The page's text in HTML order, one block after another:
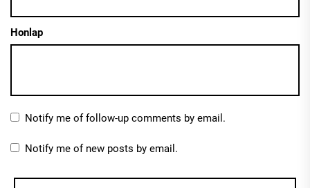
Honlap
Notify me of follow-up comments by email.
Notify me of new posts by email.